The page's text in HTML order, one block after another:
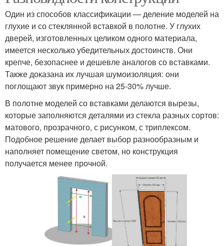
Один из способов классификации — деление моделей на
глухие и со стеклянной вставкой в полотне. У глухих
дверей, изготовленных целиком одного материала,
имеется несколько убедительных достоинств. Они
крепче, безопаснее и дешевле аналогов со вставками.
Также доказана их лучшая шумоизоляция: они
поглощают звук примерно на 25-30% лучше.
В полотне моделей со вставками делаются вырезы,
которые заполняются деталями из стекла разных сортов:
матового, прозрачного, с рисунком, с триплексом.
Подобное решение делает выбор разнообразным и
наполняет помещение светом, но конструкция
получается менее прочной.